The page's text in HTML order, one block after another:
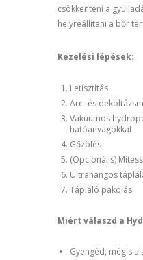
csökkenteni a
helyreállítani a bőr
Kezelési lépések:
Letisztítás
Arc- és
Vákuumos
hatóanyagokkal
Gőzölés
(Opcionális)
Ultrahangos
Tápláló pakolás
Miért válaszd a
Gyengéd, mégis